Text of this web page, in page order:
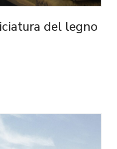
del legno